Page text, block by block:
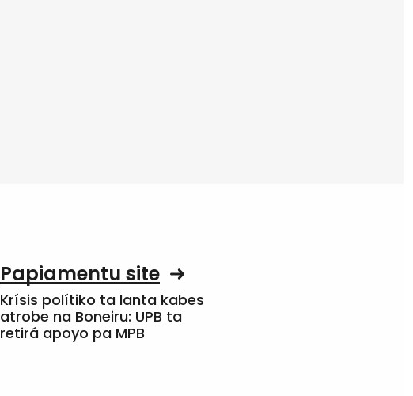
Papiamentu site
Krísis polítiko ta lanta kabes
atrobe na Boneiru: UPB ta
retirá apoyo pa MPB